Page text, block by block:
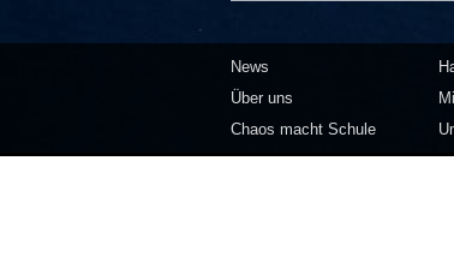
<<</>>
News
Über uns
Chaos macht Schule